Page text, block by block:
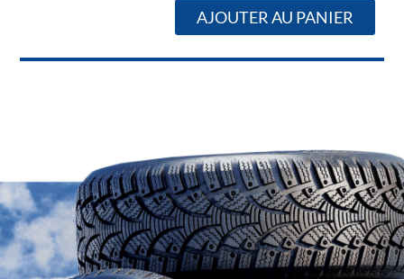
AJOUTER AU PANIER